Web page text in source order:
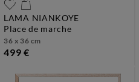
LAMA NIANKOYE
place de marche
36 x 36 cm
499 €